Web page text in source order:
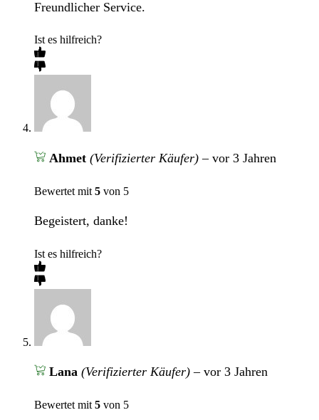
Freundlicher Service.
Ist es hilfreich?
Ahmet (Verifizierter Käufer) – vor 3 Jahren
Bewertet mit 5 von 5
Begeistert, danke!
Ist es hilfreich?
Lana (Verifizierter Käufer) – vor 3 Jahren
Bewertet mit 5 von 5